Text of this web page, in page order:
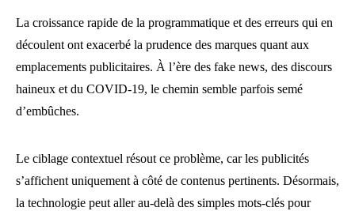
La croissance rapide de la programmatique et des erreurs qui en
découlent ont exacerbé la prudence des marques quant aux
emplacements publicitaires. À l’ère des fake news, des discours
haineux et du COVID-19, le chemin semble parfois semé
d’embûches.
Le ciblage contextuel résout ce problème, car les publicités
s’affichent uniquement à côté de contenus pertinents. Désormais,
la technologie peut aller au-delà des simples mots-clés pour